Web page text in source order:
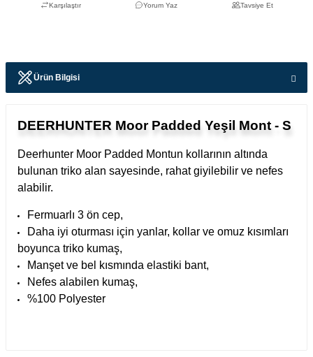
Karşılaştır Yorum Yaz Tavsiye Et
Ürün Bilgisi
DEERHUNTER Moor Padded Yeşil Mont - S
Deerhunter Moor Padded Montun kollarının altında
bulunan triko alan sayesinde, rahat giyilebilir ve nefes
alabilir.
Fermuarlı 3 ön cep,
Daha iyi oturması için yanlar, kollar ve omuz kısımları
boyunca triko kumaş,
Manşet ve bel kısmında elastiki bant,
Nefes alabilen kumaş,
%100 Polyester